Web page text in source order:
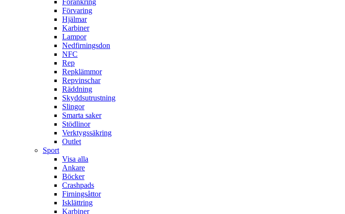
Förvaring
Hjälmar
Karbiner
Lampor
Nedfirningsdon
NFC
Rep
Repklämmor
Repvinschar
Räddning
Skyddsutrustning
Slingor
Smarta saker
Stödlinor
Verktygssäkring
Outlet
Sport
Visa alla
Ankare
Böcker
Crashpads
Firningsåttor
Isklättring
Karbiner